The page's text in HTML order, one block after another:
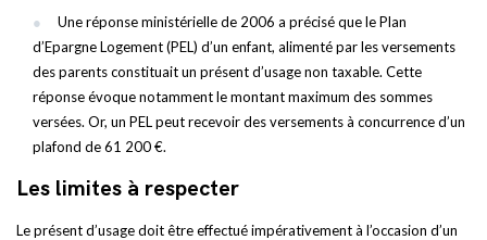
Une réponse ministérielle de 2006 a précisé que le Plan
d’Epargne Logement (PEL) d’un enfant, alimenté par les versements
des parents constituait un présent d’usage non taxable. Cette
réponse évoque notamment le montant maximum des sommes
versées. Or, un PEL peut recevoir des versements à concurrence d’un
plafond de 61 200 €.
Les limites à respecter
Le présent d’usage doit être effectué impérativement à l’occasion d’un